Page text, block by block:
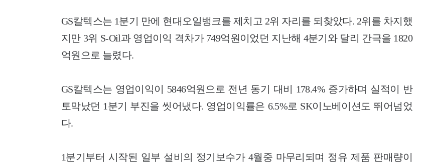
GS칼텍스는 1분기 만에 현대오일뱅크를 제치고 2위 자리를 되찾았다. 2위를 차지했
지만 3위 S-Oil과 영업이익 격차가 749억원이었던 지난해 4분기와 달리 간극을 1820
억원으로 늘렸다.
GS칼텍스는 영업이익이 5846억원으로 전년 동기 대비 178.4% 증가하며 실적이 반
토막났던 1분기 부진을 씻어냈다. 영업이익률은 6.5%로 SK이노베이션도 뛰어넘었
다.
1분기부터 시작된 일부 설비의 정기보수가 4월중 마무리되며 정유 제품 판매량이